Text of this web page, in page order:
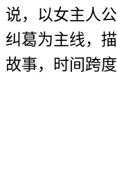
说，以女主人
纠葛为主线，
故事，时间跨